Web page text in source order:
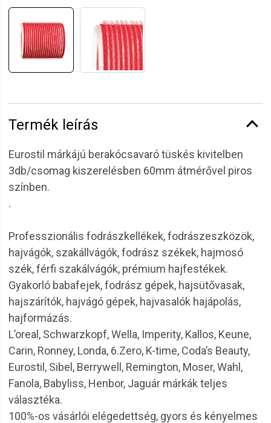
Termék leírás
Eurostil márkájú berakócsavaró tüskés kivitelben
3db/csomag kiszerelésben 60mm átmérővel piros
színben.
.
Professzionális fodrászkellékek, fodrászeszközök,
hajvágók, szakállvágók, fodrász székek, hajmosó
szék, férfi szakálvágók, prémium hajfestékek.
Gyakorló babafejek, fodrász gépek, hajsütővasak,
hajszárítók, hajvágó gépek, hajvasalók hajápolás,
hajformázás.
L’oreal, Schwarzkopf, Wella, Imperity, Kallos, Keune,
Carin, Ronney, Londa, 6.Zero, K-time, Coda’s Beauty,
Eurostil, Sibel, Berrywell, Remington, Moser, Wahl,
Fanola, Babyliss, Henbor, Jaguár márkák teljes
választéka.
100%-os vásárlói elégedettség, gyors és kényelmes